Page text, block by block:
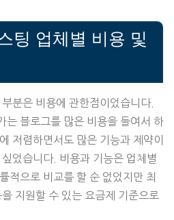
팅 업체별 비용 및
분은 비용에 관한점이었습니다.
는 블로그를 많은 비용을 들여서 하
저렴하면서도 많은 기능과 제약이
었습니다. 비용과 기능은 업체별
적으로 비교를 할 순 없었지만 최
지원할 수 있는 요금제 기준으로